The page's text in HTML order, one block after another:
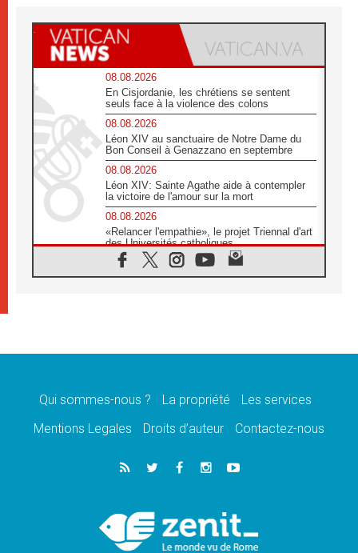
08.08.2026
En Cisjordanie, les chrétiens se sentent
seuls face à la violence des colons
08.08.2026
Léon XIV au sanctuaire de Notre Dame du
Bon Conseil à Genazzano en septembre
08.08.2026
Léon XIV: Sainte Agathe aide à contempler
la victoire de l'amour sur la mort
08.08.2026
«Relancer l'empathie», le projet Triennal d'art
des Universités catholiques
08.08.2026
Signis 2026, donner la parole aux religieuses
07.08.2026
07.08.2026
de l'Assomption et mémoire nationale
«La paix commence par l'empathie» estime
le cardinal Parolin
En Colombie, «la paix ne s'achète pas avec
une signature»
Qui sommes-nous ? La propriété
Les services
Mentions Legales
Droits d’auteur Contactez-nous